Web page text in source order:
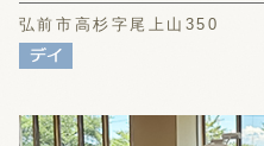
弘前市高杉字尾上山350